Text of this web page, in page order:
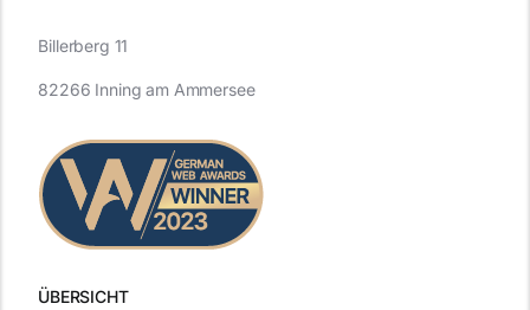
ÜBERSICHT
Billerberg 11
82266 Inning am Ammersee